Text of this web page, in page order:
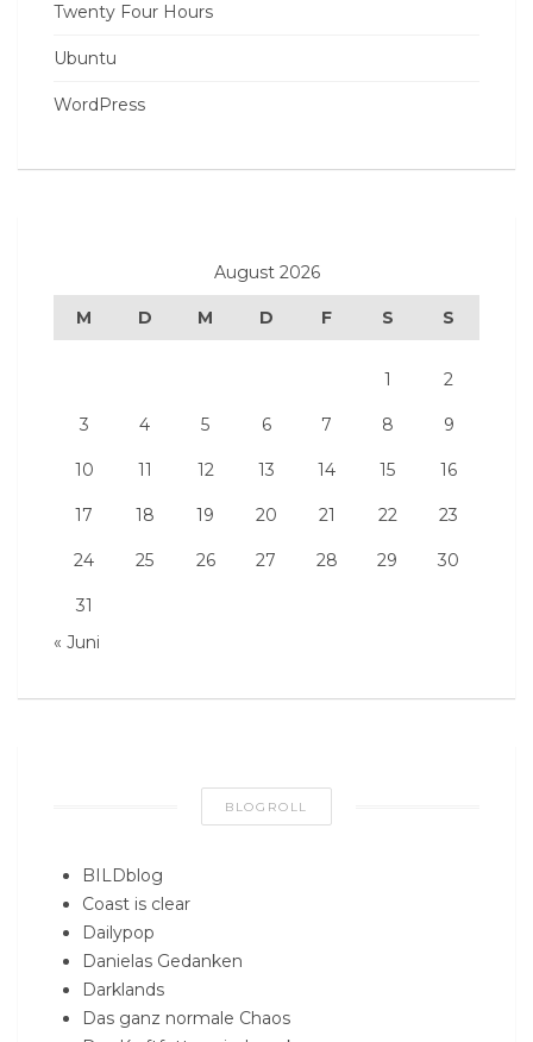
Twenty Four Hours
Ubuntu
WordPress
August 2026
M D M D F S S
1 2
3 4 5 6 7 8 9
10 11 12 13 14 15 16
17 18 19 20 21 22 23
24 25 26 27 28 29 30
31
« Juni
BLOGROLL
BILDblog
Coast is clear
Dailypop
Danielas Gedanken
Darklands
Das ganz normale Chaos